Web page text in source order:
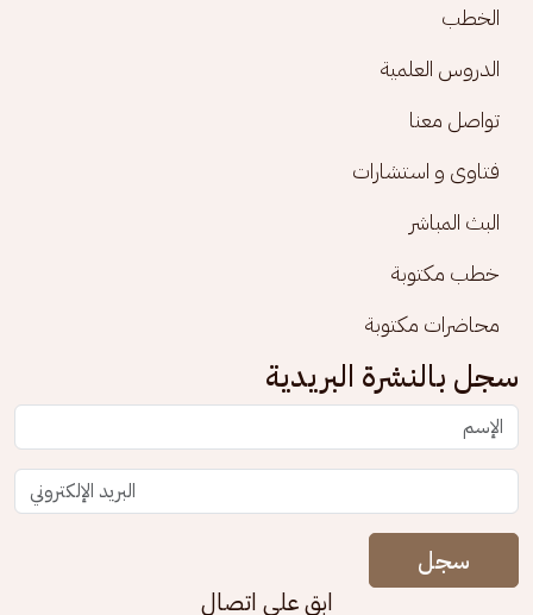
الخطب
الدروس العلمية
تواصل معنا
فتاوى و استشارات
البث المباشر
خطب مكتوبة
محاضرات مكتوبة
سجل بالنشرة البريدية
سجل
ابق على اتصال